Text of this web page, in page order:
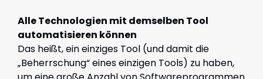
Alle Technologien mit demselben Tool
automatisieren können
Das heißt, ein einziges Tool (und damit die
„Beherrschung“ eines einzigen Tools) zu haben,